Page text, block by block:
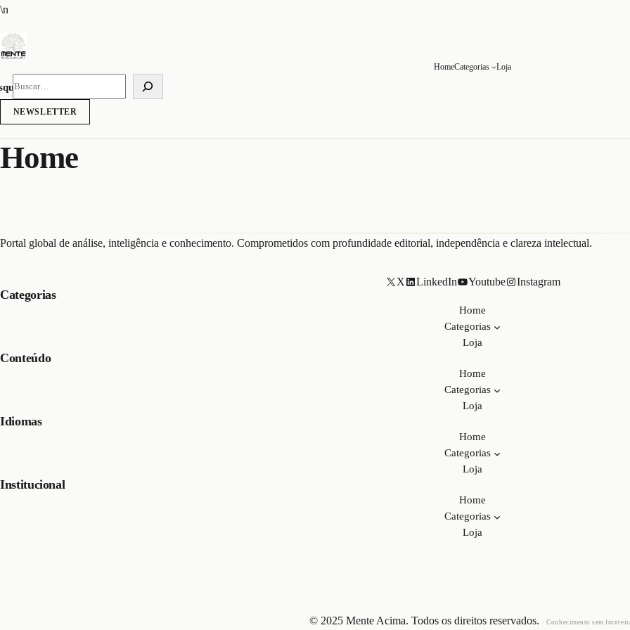
\n
o
HomeCategorias Loja
NEWSLETTER
Home
Portal global de análise, inteligência e conhecimento. Comprometidos com profundidade editorial, independência e clareza intelectual.
X LinkedIn Youtube Instagram
Categorias
Home
Categorias
Loja
Conteúdo
Home
Categorias
Loja
Idiomas
Home
Categorias
Loja
Institucional
Home
Categorias
Loja
© 2025 Mente Acima. Todos os direitos reservados. · Conhecimento sem